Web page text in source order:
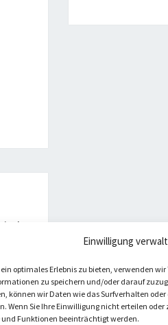
Einwilligung
optimales Erlebnis zu bieten, verwenden
zu speichern und/oder darauf
können wir Daten wie das Surfverhalten oder
Wenn Sie Ihre Einwilligung nicht erteilen
und Funktionen beeinträchtigt werden.